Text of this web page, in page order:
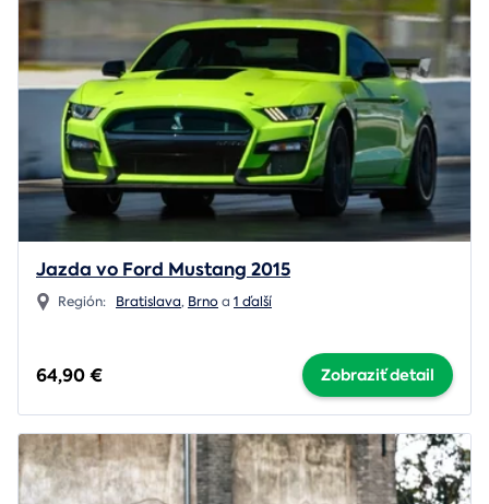
Jazda vo Ford Mustang 2015
Región: Bratislava, Brnoa 1 ďalší
64,90 € Zobraziť detail